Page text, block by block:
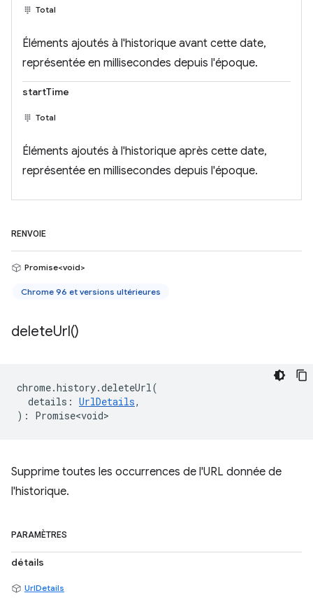
Total
Éléments ajoutés à l'historique avant cette date,
représentée en millisecondes depuis l'époque.
startTime
Total
Éléments ajoutés à l'historique après cette date,
représentée en millisecondes depuis l'époque.
RENVOIE
Promise<void>
Chrome 96 et versions ultérieures
deleteUrl()
chrome.history.deleteUrl(
details : UrlDetails,
) : Promise<void>
Supprime toutes les occurrences de l'URL donnée de
l'historique.
PARAMÈTRES
détails
UrlDetails